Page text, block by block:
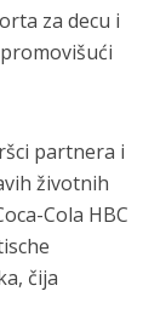
za decu i
partnera i
životnih
Cola HBC
čija